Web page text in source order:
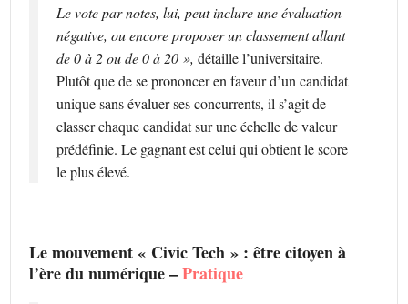
Le vote par notes, lui, peut inclure une évaluation
négative, ou encore proposer un classement allant
de 0 à 2 ou de 0 à 20 »,détaille l’universitaire.
Plutôt que de se prononcer en faveur d’un candidat
unique sans évaluer ses concurrents, il s’agit de
classer chaque candidat sur une échelle de valeur
prédéfinie. Le gagnant est celui qui obtient le score
le plus élevé.
Le mouvement « Civic Tech » : être citoyen à
l’ère du numérique –Pratique